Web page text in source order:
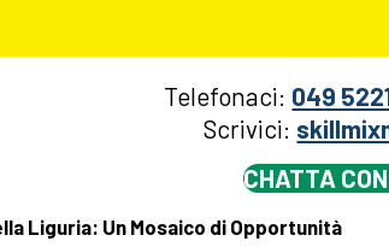
Telefonaci: 049
Scrivici:
CHATTA
Liguria: Un Mosaico di Opportunità